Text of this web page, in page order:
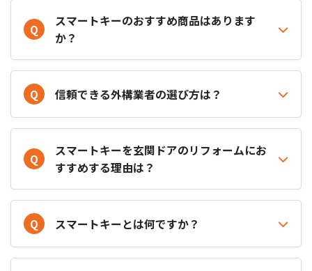
Q
スマートキーのおすすめ商品はあります
か？
Q 信頼できる外構業者の選び方は？
Q
スマートキーを玄関ドアのリフォームにお
すすめする理由は？
Q スマートキーとは何ですか？